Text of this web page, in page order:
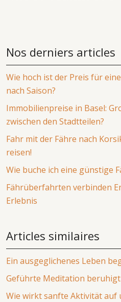
Nos derniers articles
Wie hoch ist der Preis für
nach Saison?
Immobilienpreise in Basel:
zwischen den Stadtteilen?
Fahr mit der Fähre nach
reisen!
Wie buche ich eine günstige
Fährüberfahrten verbinden
Erlebnis
Articles similaires
Ein ausgeglichenes Leben
Geführte Meditation
Wie wirkt sanfte Aktivität auf